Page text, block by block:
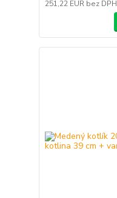
251,22 EUR bez DPH